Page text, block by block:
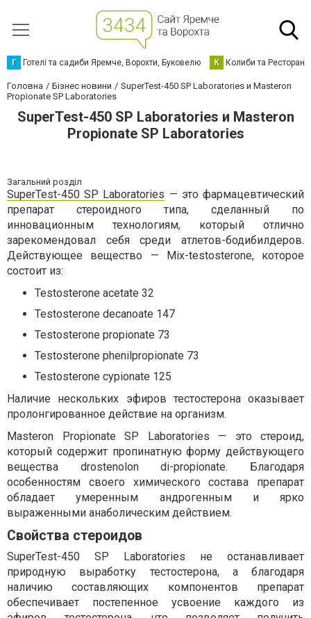
Г Готелі та садиби Яремче, Ворохти, Буковелю К Колиби та Ресторани
Головна Бізнес новини
SuperTest-450 SP Laboratories и Masteron
Propionate SP Laboratories
SuperTest-450 SP Laboratories и Masteron
Propionate SP Laboratories
Загальний розділ
SuperTest-450 SP Laboratories — это фармацевтический
препарат стероидного типа, сделанный по
инновационным технологиям, который отлично
зарекомендовал себя среди атлетов-бодибилдеров.
Действующее вещество — Mix-testosterone, которое
состоит из:
Testosterone acetate 32
Testosterone decanoate 147
Testosterone propionate 73
Testosterone phenilpropionate 73
Testosterone cypionate 125
Наличие нескольких эфиров тестостерона оказывает
пролонгированное действие на организм.
Masteron Propionate SP Laboratories — это стероид,
который содержит пропинатную форму действующего
вещества drostenolon di-propionate. Благодаря
особенностям своего химического состава препарат
обладает умеренным андрогенным и ярко
выраженными анаболическим действием.
Свойства стероидов
SuperTest-450 SP Laboratories не останавливает
природную выработку тестостерона, а благодаря
наличию составляющих компонентов препарат
обеспечивает постепенное усвоение каждого из